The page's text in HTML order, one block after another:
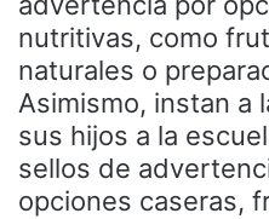
nutritivas, como
naturales o
Asimismo, instan a
sus hijos a la
sellos de
opciones caseras,